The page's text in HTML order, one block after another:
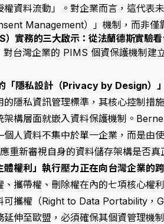
權資料流動」。對企業而言，這代表
Management）」機制，而非僅
）實務的三大啟示：從法蘭德斯實驗
台灣企業的 PIMS 個資保護機制建
「隱私設計（Privacy by Design）
的隱私資訊管理標準，其核心控制措
架構層面就嵌入資料保護機制。
人資料不集中於單一企業，而是由
重新審視自身的資料儲存架構是否真
權利」執行壓力正在向台灣企業的
、攜帶權、刪除權在內的七項核心權
可攜權（Right to Data Portability，
伸至歐盟，必須確保其個資管理機